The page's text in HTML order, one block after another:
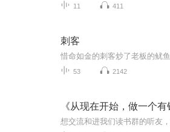
11 411
刺客
53 2142
《从现在开始，做一个有